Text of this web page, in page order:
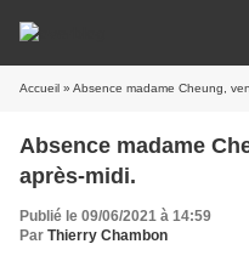
Accueil » Absence madame Cheung,
Absence madame
après-midi.
Publié le 09/06/2021 à 14:59
Par Thierry Chambon